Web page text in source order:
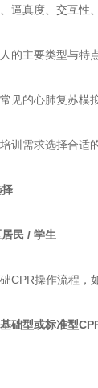
逼真度、交互性
主要类型与特
的心肺复苏模拟
需求选择合适
民 / 学生​
础CPR操作流程，
基础型或标准型